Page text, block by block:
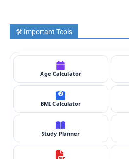
🛠️ Important Tools
Age Calculator
BMI Calculator
Study Planner